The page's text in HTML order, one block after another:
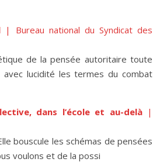
| Bureau national du Syndicat des
de la pensée autoritaire toute
avec lucidité les termes du combat
dans l’école et au-delà|
bouscule les schémas de pensées
voulons et de la possi